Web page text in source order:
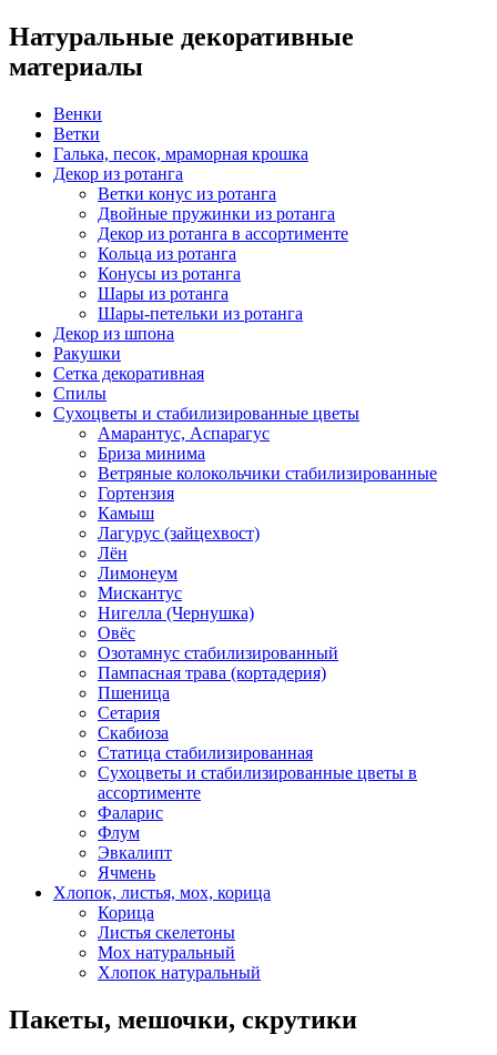
Натуральные декоративные
материалы
Венки
Ветки
Галька, песок, мраморная крошка
Декор из ротанга
Ветки конус из ротанга
Двойные пружинки из ротанга
Декор из ротанга в ассортименте
Кольца из ротанга
Конусы из ротанга
Шары из ротанга
Шары-петельки из ротанга
Декор из шпона
Ракушки
Сетка декоративная
Спилы
Сухоцветы и стабилизированные цветы
Амарантус, Аспарагус
Бриза минима
Ветряные колокольчики стабилизированные
Гортензия
Камыш
Лагурус (зайцехвост)
Лён
Лимонеум
Мискантус
Нигелла (Чернушка)
Овёс
Озотамнус стабилизированный
Пампасная трава (кортадерия)
Пшеница
Сетария
Скабиоза
Статица стабилизированная
Сухоцветы и стабилизированные цветы в
ассортименте
Фаларис
Флум
Эвкалипт
Ячмень
Хлопок, листья, мох, корица
Корица
Листья скелетоны
Мох натуральный
Хлопок натуральный
Пакеты, мешочки, скрутики